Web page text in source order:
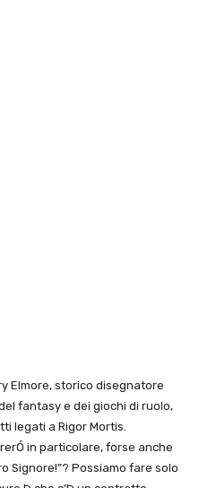
Elmore, storico disegnatore
fantasy e dei giochi di ruolo,
legati a Rigor Mortis.
in particolare, forse anche
Signore!”? Possiamo fare solo